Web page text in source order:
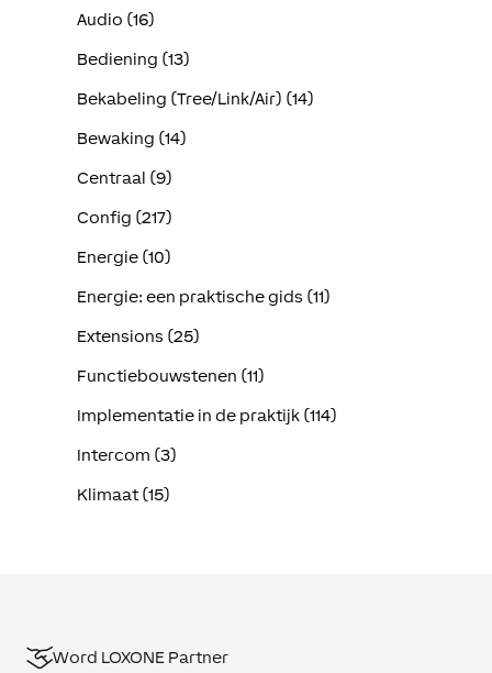
Audio (16)
Bediening (13)
Bekabeling (Tree/Link/Air) (14)
Bewaking (14)
Centraal (9)
Config (217)
Energie (10)
Energie: een praktische gids (11)
Extensions (25)
Functiebouwstenen (11)
Implementatie in de praktijk (114)
Intercom (3)
Klimaat (15)
Word LOXONE Partner